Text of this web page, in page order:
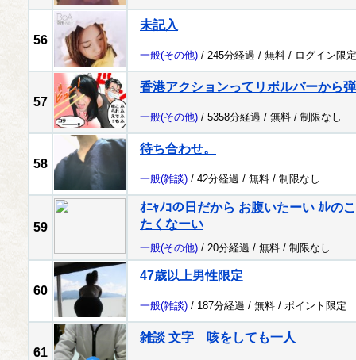
56
未記入
一般(その他) / 245分経過 / 無料 / ログイン限定
57
香港アクションってリボルバーから
一般(その他) / 5358分経過 / 無料 / 制限なし
58
待ち合わせ。
一般(雑談) / 42分経過 / 無料 / 制限なし
59
ｵﾆｬﾉｺの日だから お腹いたーい ｶﾚの
たくなーい
一般(その他) / 20分経過 / 無料 / 制限なし
60
47歳以上男性限定
一般(雑談) / 187分経過 / 無料 / ポイント限定
61
雑談 文字 咳をしても一人